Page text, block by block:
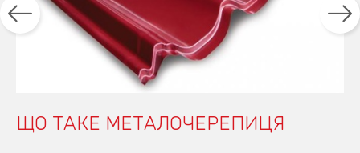
ЩО ТАКЕ МЕТАЛОЧЕРЕПИЦЯ